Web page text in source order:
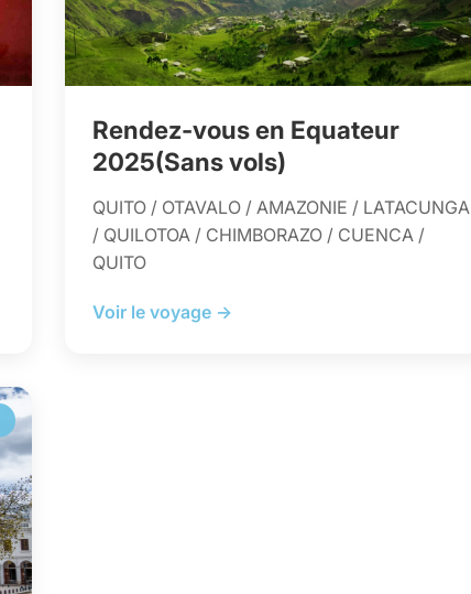
Rendez-vous en Equateur
2025(Sans vols)
QUITO / OTAVALO / AMAZONIE / LATACUNGA
/ QUILOTOA / CHIMBORAZO / CUENCA /
QUITO
Voir le voyage →